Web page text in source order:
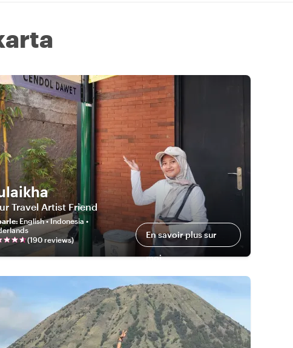
Travel Artist Friend
:English • Indonesia •
(190 reviews) En savoir plus sur
moi